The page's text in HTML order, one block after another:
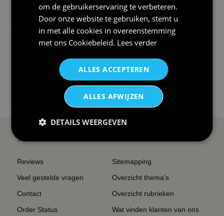
V-hals shirt rood wit blauw st...
€24,95
I love korfbal t-shirt sport s...
SERVICE EN INFO
Reviews
Veel gestelde vragen
Contact
Order Status
Sitemapping
Overzicht thema's
Overzicht rubrieken
Wat vinden klanten van ons
om de gebruikerservaring te verbeteren.
Door onze website te gebruiken, stemt u
in met alle cookies in overeenstemming
met ons Cookiebeleid. Lees verder
ALLES ACCEPTEREN
ALLES AFWIJZEN
DETAILS WEERGEVEN